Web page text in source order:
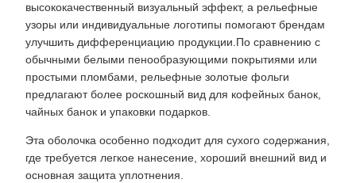
высококачественный визуальный эффект, а рельефные
узоры или индивидуальные логотипы помогают брендам
улучшить дифференциацию продукции.По сравнению с
обычными белыми пенообразующими покрытиями или
простыми пломбами, рельефные золотые фольги
предлагают более роскошный вид для кофейных банок,
чайных банок и упаковки подарков.
Эта оболочка особенно подходит для сухого содержания,
где требуется легкое нанесение, хороший внешний вид и
основная защита уплотнения.